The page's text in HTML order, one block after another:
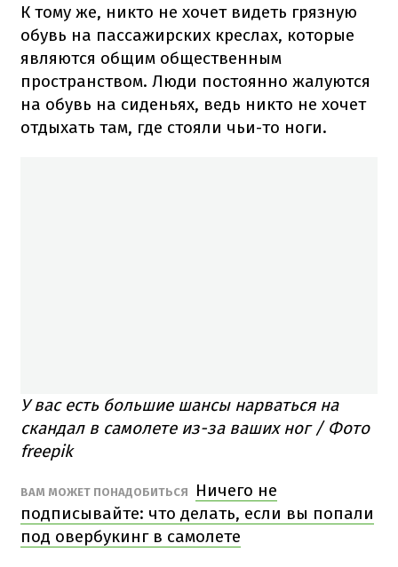
К тому же, никто не хочет видеть грязную
обувь на пассажирских креслах, которые
являются общим общественным
пространством. Люди постоянно жалуются
на обувь на сиденьях, ведь никто не хочет
отдыхать там, где стояли чьи-то ноги.
У вас есть большие шансы нарваться на
скандал в самолете из-за ваших ног / Фото
freepik
ВАМ МОЖЕТ ПОНАДОБИТЬСЯ
Ничего не
подписывайте: что делать, если вы попали
под овербукинг в самолете